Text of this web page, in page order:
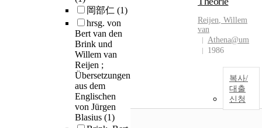
岡部仁 (1)
hrsg. von
Bert van den
Brink und
Willem van
Reijen ;
Übersetzungen
aus dem
Englischen
von Jürgen
Blasius (1)
Reijen, Willem
van
Athena@um
1986
복사/
대출
신청